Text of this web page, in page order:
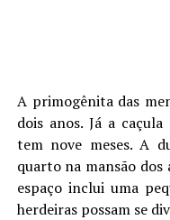
A primogênita das
dois anos. Já a
tem nove meses. A
quarto na mansão dos
espaço inclui uma
herdeiras possam se